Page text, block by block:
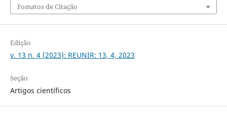
Fomatos de Citação
Edição
v. 13 n. 4 (2023): REUNIR: 13, 4, 2023
Seção
Artigos científicos